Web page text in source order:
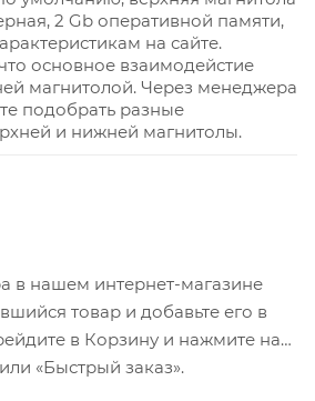
2 Gb оперативной памяти,
на сайте.
основное взаимодейстие
магнитолой. Через менеджера
подобрать разные
и нижней магнитолы.
в нашем интернет-магазине
товар и добавьте его в
в Корзину и нажмите на
«Быстрый заказ».